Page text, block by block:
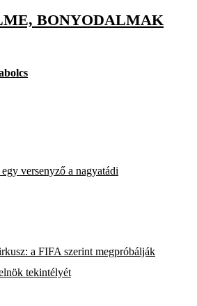
BONYODALMAK
versenyző a nagyatádi
a FIFA szerint megpróbálják
tekintélyét